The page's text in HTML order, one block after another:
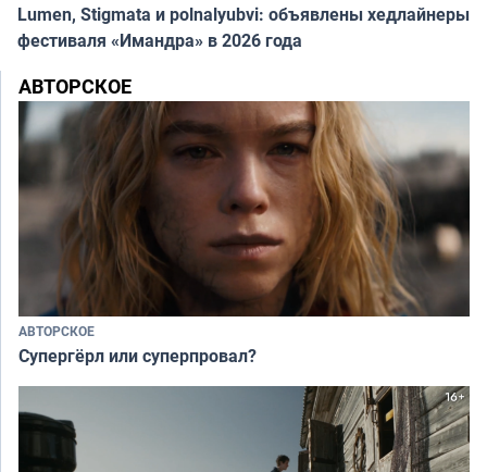
Lumen, Stigmata и polnalyubvi: объявлены хедлайнеры
фестиваля «Имандра» в 2026 года
АВТОРСКОЕ
АВТОРСКОЕ
Супергёрл или суперпровал?